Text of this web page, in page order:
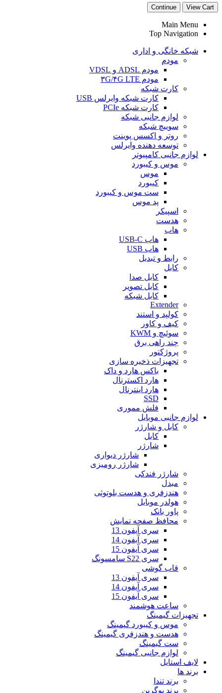
View Cart
Continue
Main Menu
Top Navigation
شبکه خانگی و اداری
مودم
مودم ADSL و VDSL
مودم ۳G/۴G LTE
کارت شبکه
کارت شبکه وایرلس USB
کارت شبکه PCIe
لوازم جانبی شبکه
سوییچ شبکه
روتر و اکسس پوینت
توسعه دهنده وایرلس
لوازم جانبی کامپیوتر
موس و کیبورد
موس
کیبورد
ست موس و کیبورد
پد موس
اسپیکر
هدست
هاب
هاب USB-C
هاب USB
رابط و تبدیل
کابل
کابل صدا
کابل تصویر
کابل شبکه
Extender
کولپد و استند
کیف و کاور
سوئیچ و KWM
چند راهی برق
پروژکتور
تجهیزات ذخیره سازی
باکس هارد و داک
هارد اکسترنال
هارد اینترنال
SSD
فلش مموری
لوازم جانبی موبایل
کابل و شارژر
کابل
شارژر
شارژر دیواری
شارژر رومیزی
شارژر فندکی
مبدل
هندزفری و هدست بلوتوثی
هولدر موبایل
پاور بانک
محافظ صفحه نمایش
سری آیفون 13
سری آیفون 14
سری آیفون 15
سری S22 سامسونگ
قاب گوشی
سری آیفون 13
سری آیفون 14
سری آیفون 15
ساعت هوشمند
تجهیزات گیمینگ
موس و کیبورد گیمینگ
هدست و هندزفری گیمینگ
ست گیمینگ
لوازم جانبی گیمینگ
لایف استایل
برند ها
برند تندا
برند یوگرین